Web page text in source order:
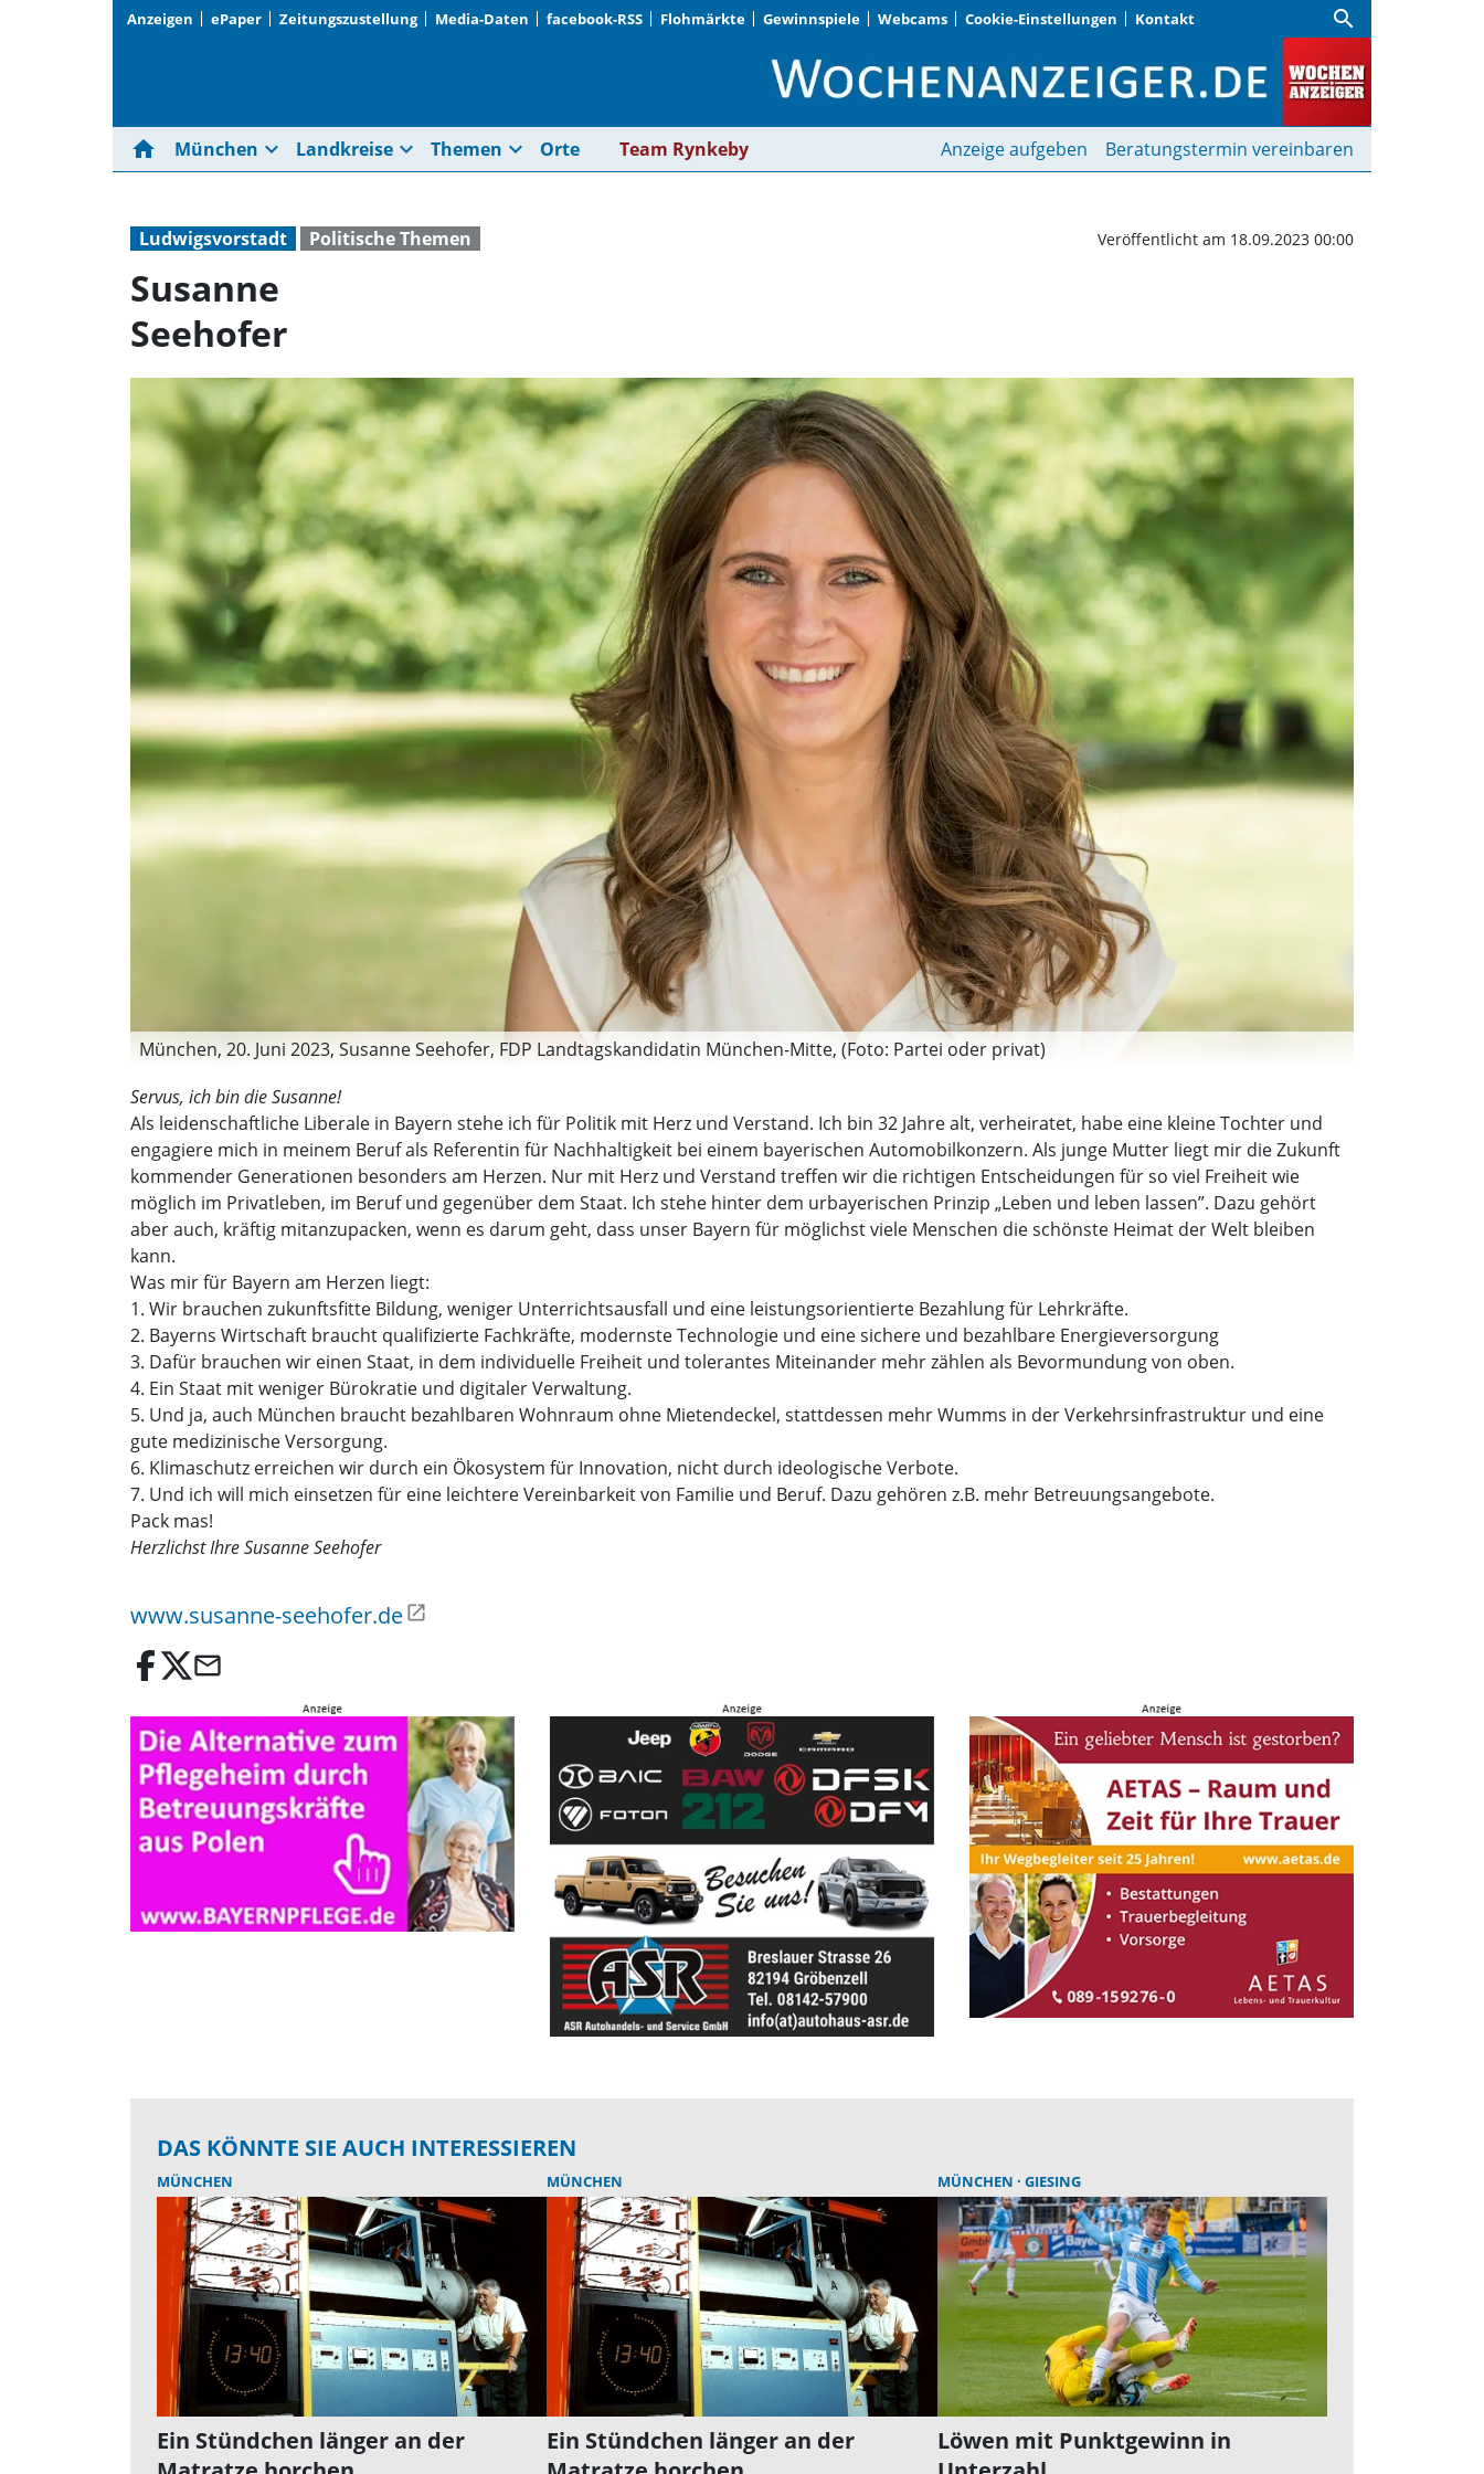
Anzeigen ePaper Zeitungszustellung Media-Daten facebook-RSS Flohmärkte Gewinnspiele Webcams Cookie-Einstellungen Kontakt search
Susanne Seehofer | Wochenanzeiger
home München expand_more Landkreise expand_more Themen expand_more Orte Team Rynkeby Anzeige aufgeben Beratungstermin vereinbaren
Ludwigsvorstadt Politische Themen Veröffentlicht am 18.09.2023 00:00
Susanne
Seehofer
München, 20. Juni 2023, Susanne Seehofer, FDP Landtagskandidatin München-Mitte, (Foto: Partei oder privat)
Servus, ich bin die Susanne!
Als leidenschaftliche Liberale in Bayern stehe ich für Politik mit Herz und Verstand. Ich bin 32 Jahre alt, verheiratet, habe eine kleine Tochter und
engagiere mich in meinem Beruf als Referentin für Nachhaltigkeit bei einem bayerischen Automobilkonzern. Als junge Mutter liegt mir die Zukunft
kommender Generationen besonders am Herzen. Nur mit Herz und Verstand treffen wir die richtigen Entscheidungen für so viel Freiheit wie
möglich im Privatleben, im Beruf und gegenüber dem Staat. Ich stehe hinter dem urbayerischen Prinzip „Leben und leben lassen”. Dazu gehört
aber auch, kräftig mitanzupacken, wenn es darum geht, dass unser Bayern für möglichst viele Menschen die schönste Heimat der Welt bleiben
kann.
Was mir für Bayern am Herzen liegt:
1. Wir brauchen zukunftsfitte Bildung, weniger Unterrichtsausfall und eine leistungsorientierte Bezahlung für Lehrkräfte.
2. Bayerns Wirtschaft braucht qualifizierte Fachkräfte, modernste Technologie und eine sichere und bezahlbare Energieversorgung
3. Dafür brauchen wir einen Staat, in dem individuelle Freiheit und tolerantes Miteinander mehr zählen als Bevormundung von oben.
4. Ein Staat mit weniger Bürokratie und digitaler Verwaltung.
5. Und ja, auch München braucht bezahlbaren Wohnraum ohne Mietendeckel, stattdessen mehr Wumms in der Verkehrsinfrastruktur und eine
gute medizinische Versorgung.
6. Klimaschutz erreichen wir durch ein Ökosystem für Innovation, nicht durch ideologische Verbote.
7. Und ich will mich einsetzen für eine leichtere Vereinbarkeit von Familie und Beruf. Dazu gehören z.B. mehr Betreuungsangebote.
Pack mas!
Herzlichst Ihre Susanne Seehofer
www.susanne-seehofer.de
email
DAS KÖNNTE SIE AUCH INTERESSIEREN
MÜNCHEN
Ein Stündchen länger an der
MÜNCHEN
Ein Stündchen länger an der
MÜNCHEN GIESING
Löwen mit Punktgewinn in